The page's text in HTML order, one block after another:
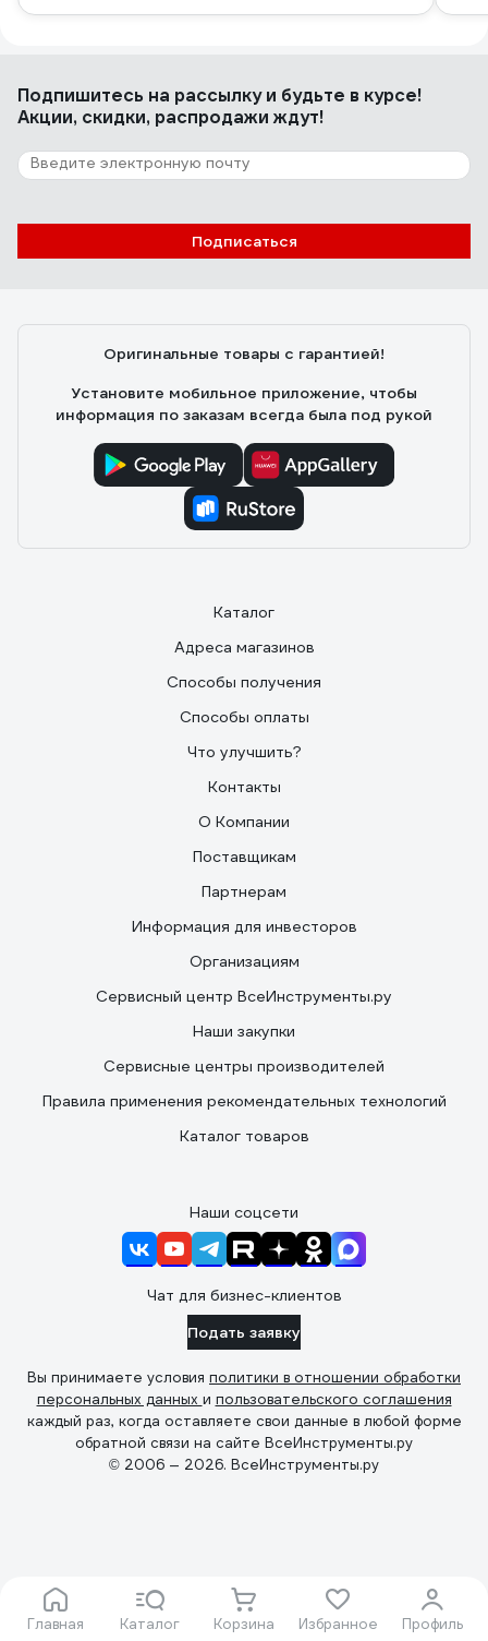
Главная Каталог Корзина Избранное Профиль
Подпишитесь на рассылкуи будьте в курсе!
Акции, скидки, распродажи ждут!
Подписаться
Оригинальные товары с гарантией!
Установите мобильное приложение, чтобы
информация по заказам всегда была под рукой
Каталог
Адреса магазинов
Способы получения
Способы оплаты
Что улучшить?
Контакты
О Компании
Поставщикам
Партнерам
Информация для инвесторов
Организациям
Сервисный центр ВсеИнструменты.ру
Наши закупки
Сервисные центры производителей
Правила применения рекомендательных технологий
Каталог товаров
Наши соцсети
Чат для бизнес-клиентов
Подать заявку
Вы принимаете условия политики в отношении обработки
персональных данных и пользовательского соглашения
каждый раз, когда оставляете свои данные в любой форме
обратной связи на сайте ВсеИнструменты.ру
© 2006 — 2026. ВсеИнструменты.ру